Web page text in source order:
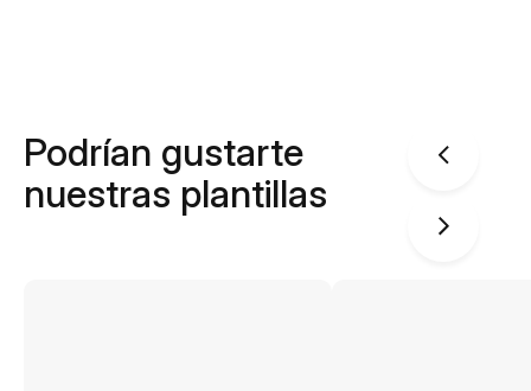
Podrían gustarte
nuestras plantillas